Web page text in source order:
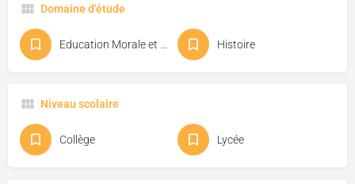
Domaine d'étude
Education Morale et Civique Histoire
Niveau scolaire
Collège Lycée